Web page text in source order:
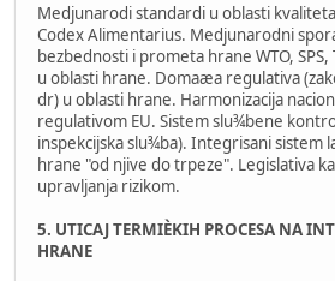
Medjunarodi standardi u oblasti
Codex Alimentarius. Medjunarodni
bezbednosti i prometa hrane WTO, SPS,
u oblasti hrane. Domaæa regulativa
dr) u oblasti hrane. Harmonizacija
regulativom EU. Sistem slu¾bene
inspekcijska slu¾ba). Integrisani sistem
hrane "od njive do trpeze". Legislativa
upravljanja rizikom.
5. UTICAJ TERMIÈKIH PROCESA NA
HRANE